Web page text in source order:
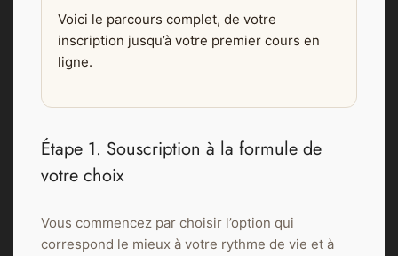
Voici le parcours complet, de votre
inscription jusqu’à votre premier cours en
ligne.
Étape 1. Souscription à la formule de
votre choix
Vous commencez par choisir l’option qui
correspond le mieux à votre rythme de vie et à